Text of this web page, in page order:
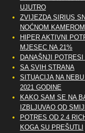
UJUTRO
ZVIJEZDA SIRIUS
NOĆNOM KAMEROM
HIPER AKTIVNI
MJESEC NA 21%
DANAŠNJI
SA SVIH STRANA
SITUACIJA NA
2021 GODINE
KAKO SAM SE NA
IZBLJUVAO OD
POTRES OD 2.4
KOGA SU PREŠUTLI